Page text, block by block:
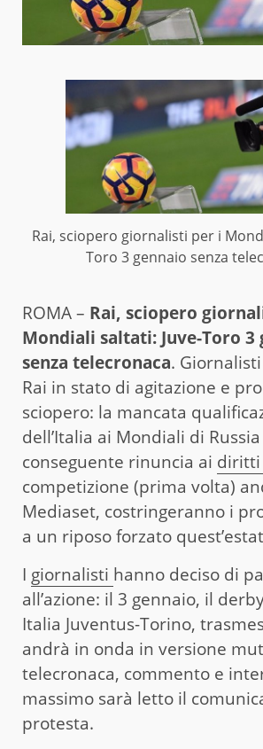
Rai, sciopero giornalisti per i
Toro 3 gennaio senza
ROMA – Rai, sciopero
Mondiali saltati: Juve-Toro 3
senza telecronaca.
Rai in stato di agitazione e
sciopero: la mancata
dell’Italia ai Mondiali di
conseguente rinuncia ai
competizione (prima volta)
Mediaset, costringeranno i
a un riposo forzato
I giornalisti hanno deciso di
all’azione: il 3 gennaio, il
Italia Juventus-Torino,
andrà in onda in versione
telecronaca, commento e
massimo sarà letto il
protesta.